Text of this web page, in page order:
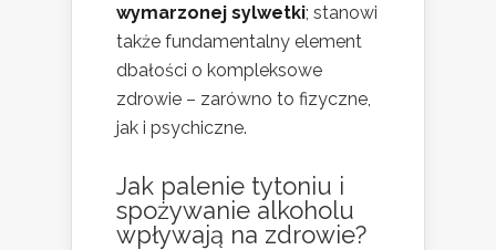
wymarzonej sylwetki; stanowi
także fundamentalny element
dbałości o kompleksowe
zdrowie – zarówno to fizyczne,
jak i psychiczne.
Jak palenie tytoniu i
spożywanie alkoholu
wpływają na zdrowie?